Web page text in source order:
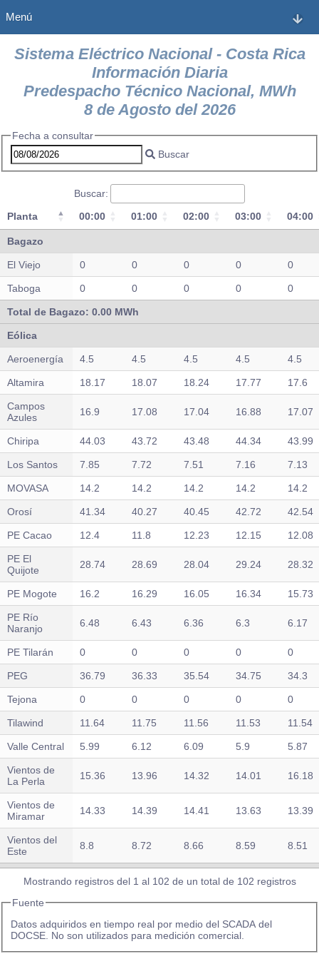
Menú
Sistema Eléctrico Nacional - Costa Rica
Información Diaria
Predespacho Técnico Nacional, MWh
8 de Agosto del 2026
Fecha a consultar
Buscar
Buscar:
Planta
00:00 01:00 02:00 03:00
04:00
Planta
Bagazo
El Viejo 0 0 0 0 0
Taboga 0 0 0 0 0
Total de Bagazo: 0.00 MWh
Eólica
Aeroenergía 4.5 4.5 4.5 4.5 4.5
Altamira 18.17 18.07 18.24 17.77 17.6
Campos
Azules
16.9 17.08 17.04 16.88 17.07
Chiripa 44.03 43.72 43.48 44.34 43.99
Los Santos 7.85 7.72 7.51 7.16 7.13
MOVASA 14.2 14.2 14.2 14.2 14.2
Orosí 41.34 40.27 40.45 42.72 42.54
PE Cacao 12.4 11.8 12.23 12.15 12.08
PE El
Quijote
28.74 28.69 28.04 29.24 28.32
PE Mogote 16.2 16.29 16.05 16.34 15.73
PE Río
Naranjo
6.48 6.43 6.36 6.3 6.17
PE Tilarán 0 0 0 0 0
PEG 36.79 36.33 35.54 34.75 34.3
Tejona 0 0 0 0 0
Tilawind 11.64 11.75 11.56 11.53 11.54
Valle Central 5.99 6.12 6.09 5.9 5.87
Vientos de
La Perla
15.36 13.96 14.32 14.01 16.18
Vientos de
Miramar
14.33 14.39 14.41 13.63 13.39
Vientos del
Este
8.8 8.72 8.66 8.59 8.51
Geotérmica
Boca de
Pozo
4.3 4.3 4.3 4.3
Mostrando registros del 1 al 102 de un total de 102 registros
Fuente
Datos adquiridos en tiempo real por medio del SCADA del
DOCSE. No son utilizados para medición comercial.